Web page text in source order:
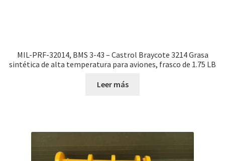
MIL-PRF-32014, BMS 3-43 – Castrol Braycote 3214 Grasa
sintética de alta temperatura para aviones, frasco de 1.75 LB
Leer más